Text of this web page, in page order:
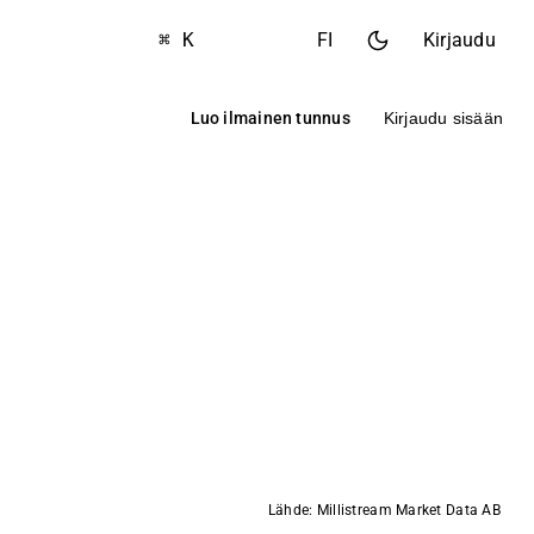
⌘ K FI Kirjaudu
Luo ilmainen tunnus Kirjaudu sisään
Lähde: Millistream Market Data AB